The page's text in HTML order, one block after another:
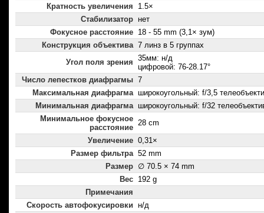
Кратность увеличения
1.5×
Стабилизатор нет
Фокусное расстояние 18 - 55 mm (3,1× зум)
Конструкция объектива 7 линз в 5 группах
Угол поля зрения 35мм: н/д
цифровой: 76-28.17°
Число лепестков диафрагмы 7
Максимальная диафрагма широкоугольный: f/3,5
Минимальная диафрагма широкоугольный: f/32
Минимальное фокусное
расстояние
28 cm
Увеличение 0,31×
Размер фильтра 52 mm
Размер ∅ 70.5 × 74 mm
Вес 192 g
Примечания
Скорость автофокусировки н/д